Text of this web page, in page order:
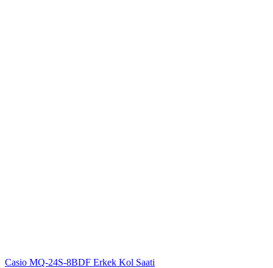
Casio MQ-24S-8BDF Erkek Kol Saati